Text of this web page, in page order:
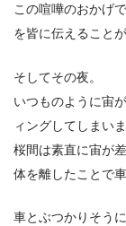
この喧嘩のおかげ
を皆に伝えること
そしてその夜。
いつものように宙
ィングしてしまいま
桜間は素直に宙が
体を離したことで
車とぶつかりそう